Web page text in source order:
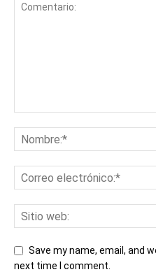
Save my name, email, and
next time I comment.